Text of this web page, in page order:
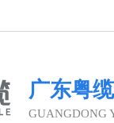
广东粤
GUANGDONG